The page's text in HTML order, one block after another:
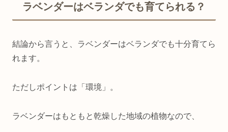
ラベンダーはベランダでも育てられる？
結論から言うと、ラベンダーはベランダでも十分育てら
れます。
ただしポイントは「環境」。
ラベンダーはもともと乾燥した地域の植物なので、